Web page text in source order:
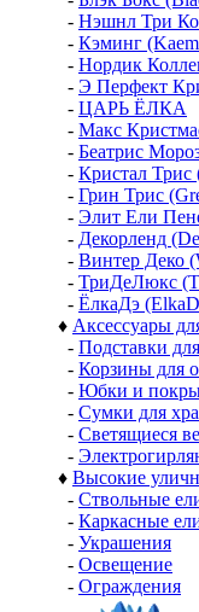
- Нэшнл Три Ко
- Кэминг
- Нордик
- Э Перфект
- ЦАРЬ ЁЛКА
- Макс
- Беатрис
- Кристал Трис
- Грин Трис
- Элит Ели
- Декорленд
- Винтер Деко
- ТриДеЛюкс
- ЁлкаДэ
♦ Аксессуары
- Подставки
- Корзины для
- Юбки и
- Сумки для
- Светящиеся
-
♦ Высокие
- Ствольные
- Каркасные
- Украшения
- Освещение
- Ограждения